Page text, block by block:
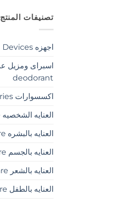
تصنيفات المنتج
اجهزه Devices
deodorant
اكسسوارات Accessories
العنايه الشخصيه Personal care
العنايه بالبشره Skin care
العنايه بالجسم Body care
العنايه بالشعر Hair care
العنايه بالطفل Baby Care